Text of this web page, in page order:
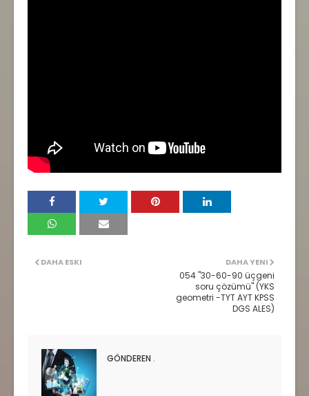
DAHA YENI
054 "30-60-90 üçgeni
soru çözümü" (YKS
geometri -TYT AYT KPSS
DGS ALES)
DAHA ESKI
GÖNDEREN .